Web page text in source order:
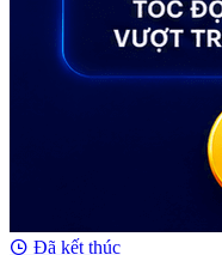
Đã kết thúc